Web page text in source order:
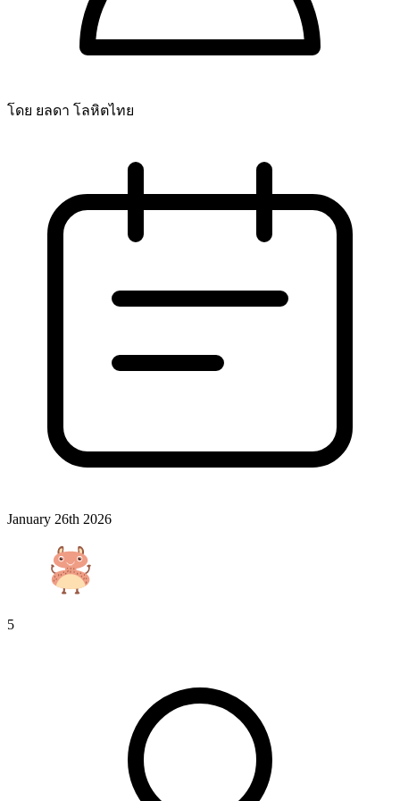
โดย ยลดา โลหิตไทย
January 26th 2026
5